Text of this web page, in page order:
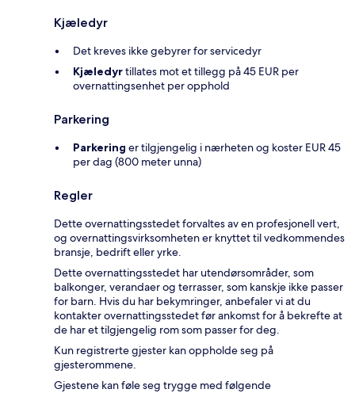
Kjæledyr
Det kreves ikke gebyrer for servicedyr
Kjæledyrtillates mot et tillegg på 45 EUR per
overnattingsenhet per opphold
Parkering
Parkering er tilgjengelig i nærheten og koster EUR 45
per dag (800 meter unna)
Regler
Dette overnattingsstedet forvaltes av en profesjonell vert,
og overnattingsvirksomheten er knyttet til vedkommendes
bransje, bedrift eller yrke.
Dette overnattingsstedet har utendørsområder, som
balkonger, verandaer og terrasser, som kanskje ikke passer
for barn. Hvis du har bekymringer, anbefaler vi at du
kontakter overnattingsstedet før ankomst for å bekrefte at
de har et tilgjengelig rom som passer for deg.
Kun registrerte gjester kan oppholde seg på
gjesterommene.
Gjestene kan føle seg trygge med følgende